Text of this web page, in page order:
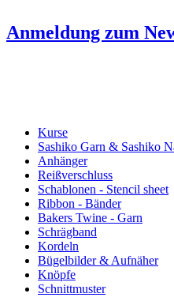
Anmeldung zum
Kurse
Sashiko Garn & Sashiko
Anhänger
Reißverschluss
Schablonen - Stencil sheet
Ribbon - Bänder
Bakers Twine - Garn
Schrägband
Kordeln
Bügelbilder & Aufnäher
Knöpfe
Schnittmuster